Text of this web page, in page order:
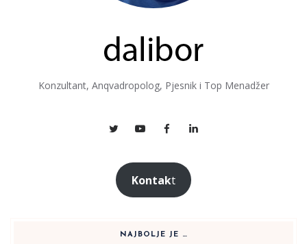
Konzultant, Anqvadropolog, Pjesnik i Top Menadžer
Kontakt
NAJBOLJE JE …